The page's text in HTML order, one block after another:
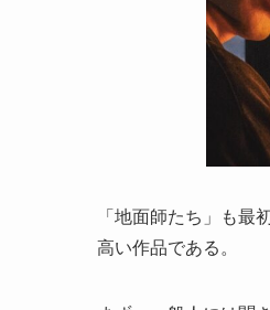
「地面師たち」も最
高い作品である。